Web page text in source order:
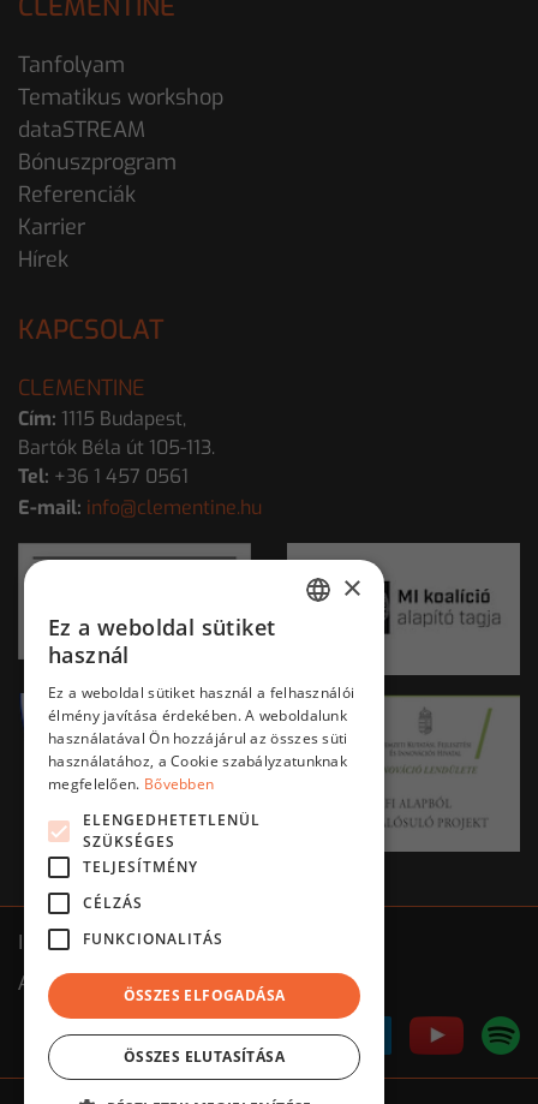
Tanfolyam
Tematikus workshop
dataSTREAM
Bónuszprogram
Referenciák
Karrier
Hírek
KAPCSOLAT
CLEMENTINE
Cím: 1115 Budapest,
Bartók Béla út 105-113.
Tel: +36 1 457 0561
E-mail: info@clementine.hu
Impresszum
ÁSZF
Adatkezelés tájékoztató
×
Ez a weboldal sütiket
használ
Ez a weboldal sütiket használ a felhasználói
élmény javítása érdekében. A weboldalunk
használatával Ön hozzájárul az összes süti
használatához, a Cookie szabályzatunknak
megfelelően. Bővebben
ELENGEDHETETLENÜL
SZÜKSÉGES
TELJESÍTMÉNY
CÉLZÁS
FUNKCIONALITÁS
ÖSSZES ELFOGADÁSA
ÖSSZES ELUTASÍTÁSA